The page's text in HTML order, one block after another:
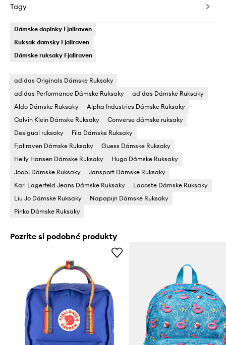
Tagy
Dámske doplnky Fjallraven
Ruksak damsky Fjallraven
Dámske ruksaky Fjallraven
adidas Originals Dámske Ruksaky
adidas Performance Dámske Ruksaky
adidas Dámske Ruksaky
Aldo Dámske Ruksaky
Alpha Industries Dámske Ruksaky
Calvin Klein Dámske Ruksaky
Converse dámske ruksaky
Desigual ruksaky
Fila Dámske Ruksaky
Fjallraven Dámske Ruksaky
Guess Dámske Ruksaky
Helly Hansen Dámske Ruksaky
Hugo Dámske Ruksaky
Joop! Dámske Ruksaky
Jansport Dámske Ruksaky
Karl Lagerfeld Jeans Dámske Ruksaky
Lacoste Dámske Ruksaky
Liu Jo Dámske Ruksaky
Napapijri Dámske Ruksaky
Pinko Dámske Ruksaky
Pozrite si podobné produkty